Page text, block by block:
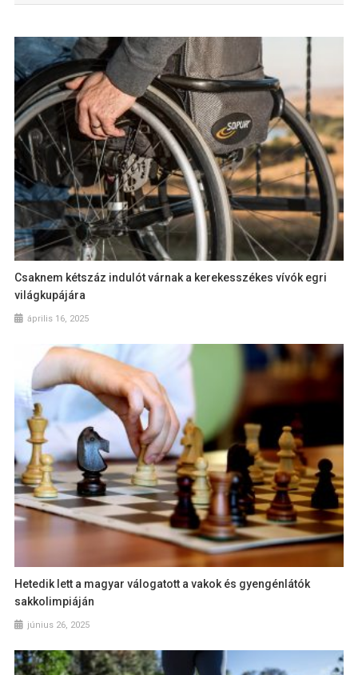
Csaknem kétszáz indulót várnak a kerekesszékes vívók egri
világkupájára
április 16, 2025
Hetedik lett a magyar válogatott a vakok és gyengénlátók
sakkolimpiáján
június 26, 2025